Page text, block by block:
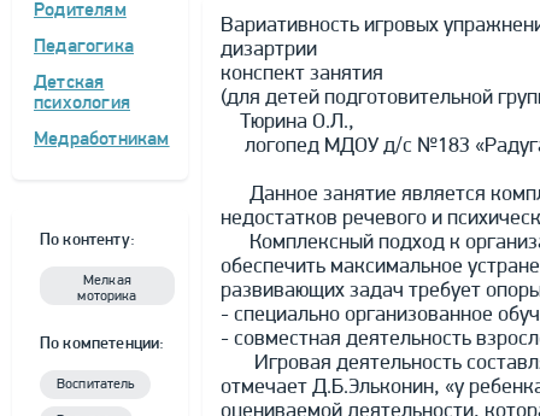
Родителям
Педагогика
Детская
психология
Медработникам
По контенту:
Мелкая
моторика
По компетенции:
Воспитатель
Вариативность игровых
дизартрии
конспект занятия
(для детей подготовительной
Тюрина О.Л.,
логопед МДОУ д/с №183
Данное занятие является
недостатков речевого и
Комплексный подход к
обеспечить максимальное
развивающих задач требует
- специально организованное
- совместная деятельность
Игровая деятельность
отмечает Д.Б.Эльконин, «у